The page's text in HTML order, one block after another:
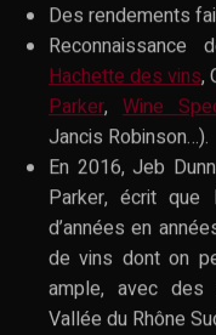
Des rendements
Hachette des vins,
Parker, Wine
Jancis Robinson…).
En 2016, Jeb
Parker, écrit
d’années en
de vins dont on
ample, avec des
Vallée du Rhône